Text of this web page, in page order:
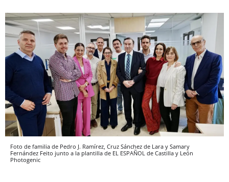
Foto de familia de Pedro J. Ramírez, Cruz Sánchez de Lara y Samary
Fernández Feito junto a la plantilla de EL ESPAÑOL de Castilla y León
Photogenic